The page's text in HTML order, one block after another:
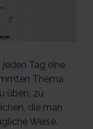
Tag eine
Thema
üben, zu
die man
Weise.